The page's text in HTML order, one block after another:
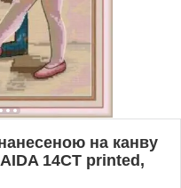
на канву
14CT printed,